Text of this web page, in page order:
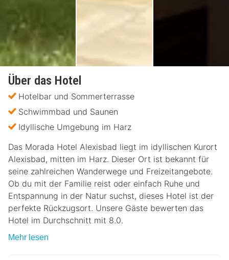
Über das Hotel
Hotelbar und Sommerterrasse
Schwimmbad und Saunen
Idyllische Umgebung im Harz
Das Morada Hotel Alexisbad liegt im idyllischen Kurort
Alexisbad, mitten im Harz. Dieser Ort ist bekannt für
seine zahlreichen Wanderwege und Freizeitangebote.
Ob du mit der Familie reist oder einfach Ruhe und
Entspannung in der Natur suchst, dieses Hotel ist der
perfekte Rückzugsort. Unsere Gäste bewerten das
Hotel im Durchschnitt mit 8.0.
Mehr lesen